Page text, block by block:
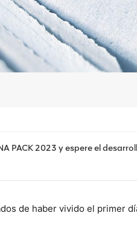
PACK 2023 y espere el
de haber vivido el primer